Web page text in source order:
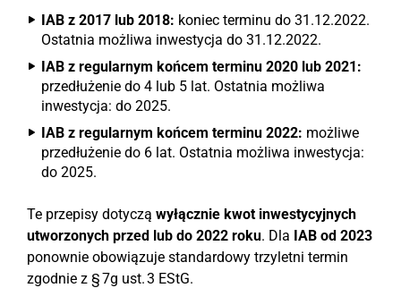
IAB z 2017 lub 2018: koniec terminu do 31.12.2022.
Ostatnia możliwa inwestycja do 31.12.2022.
IAB z regularnym końcem terminu 2020 lub 2021:
przedłużenie do 4 lub 5 lat. Ostatnia możliwa
inwestycja: do 2025.
IAB z regularnym końcem terminu 2022: możliwe
przedłużenie do 6 lat. Ostatnia możliwa inwestycja:
do 2025.
Te przepisy dotyczą wyłącznie kwot inwestycyjnych
utworzonych przed lub do 2022 roku. Dla IAB od 2023
ponownie obowiązuje standardowy trzyletni termin
zgodnie z § 7g ust. 3 EStG.